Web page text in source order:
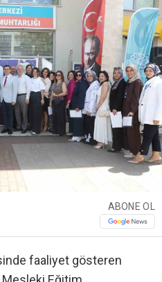
ABONE OL
faaliyet gösteren